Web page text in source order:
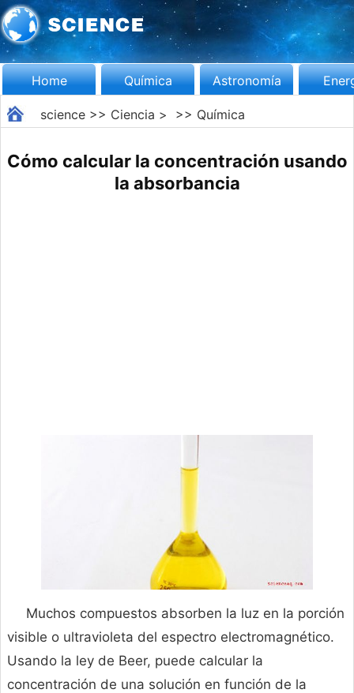
Home Química Astronomía
science>> Ciencia > >> Química
Cómo calcular la concentración usando
la absorbancia
Muchos compuestos absorben la luz en la porción
visible o ultravioleta del espectro electromagnético.
Usando la ley de Beer, puede calcular la
concentración de una solución en función de la